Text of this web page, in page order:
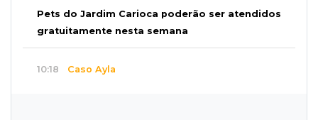
Pets do Jardim Carioca poderão ser atendidos
gratuitamente nesta semana
10:18 Caso Ayla